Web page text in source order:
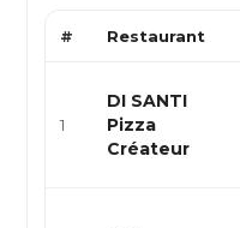
# Restaurant
1
DI SANTI
Pizza
Créateur